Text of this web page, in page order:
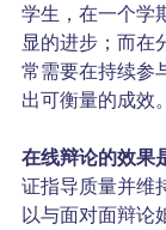
学生，在一个学
显的进步；而在
常需要在持续参
出可衡量的成效。
在线辩论的效果
证指导质量并维
以与面对面辩论